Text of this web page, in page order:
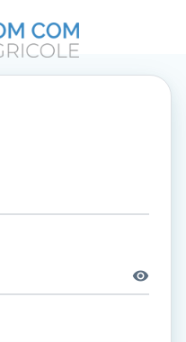
visibility